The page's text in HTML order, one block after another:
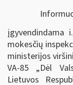
įgyvendindama
mokesčių
ministerijos
VA-85 „Dėl
Lietuvos